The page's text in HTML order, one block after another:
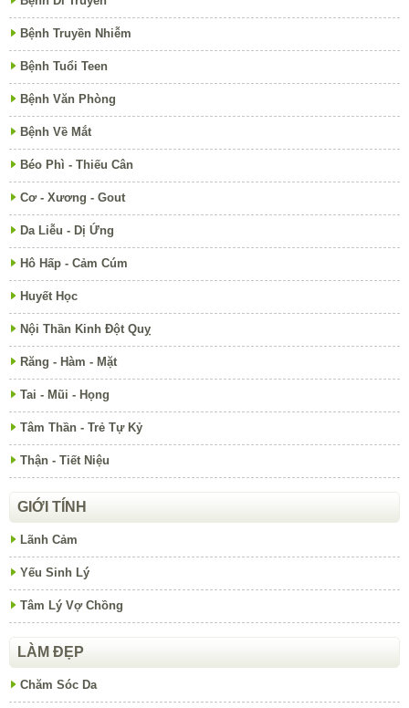
Bệnh Truyền Nhiễm
Bệnh Tuổi Teen
Bệnh Văn Phòng
Bệnh Về Mắt
Béo Phì - Thiếu Cân
Cơ - Xương - Gout
Da Liễu - Dị Ứng
Hô Hấp - Cảm Cúm
Huyết Học
Nội Thần Kinh Đột Quỵ
Răng - Hàm - Mặt
Tai - Mũi - Họng
Tâm Thần - Trẻ Tự Kỷ
Thận - Tiết Niệu
GIỚI TÍNH
Lãnh Cảm
Yếu Sinh Lý
Tâm Lý Vợ Chồng
LÀM ĐẸP
Chăm Sóc Da